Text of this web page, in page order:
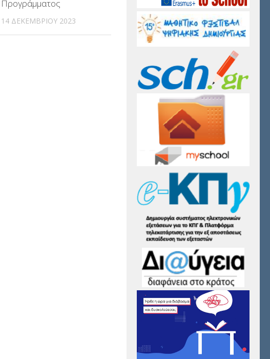
Προγράμματος
14 ΔΕΚΕΜΒΡΊΟΥ 2023